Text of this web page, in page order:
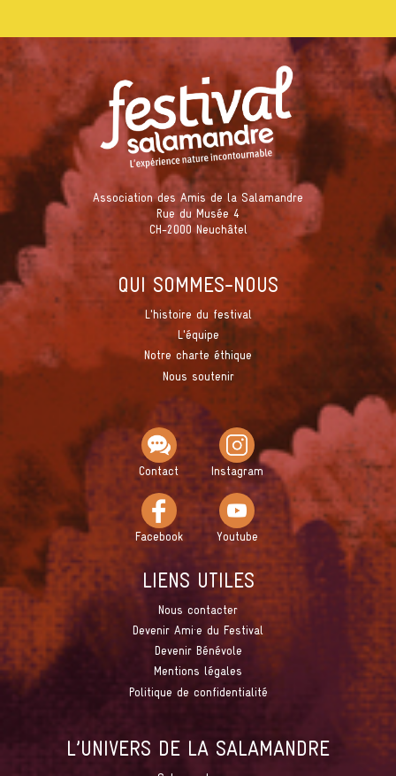
Association des Amis de la Salamandre
Rue du Musée 4
CH-2000 Neuchâtel
QUI SOMMES-NOUS
L'histoire du festival
L'équipe
Notre charte éthique
Nous soutenir
Contact Instagram
Facebook Youtube
LIENS UTILES
Nous contacter
Devenir Ami·e du Festival
Devenir Bénévole
Mentions légales
Politique de confidentialité
L’UNIVERS DE LA SALAMANDRE